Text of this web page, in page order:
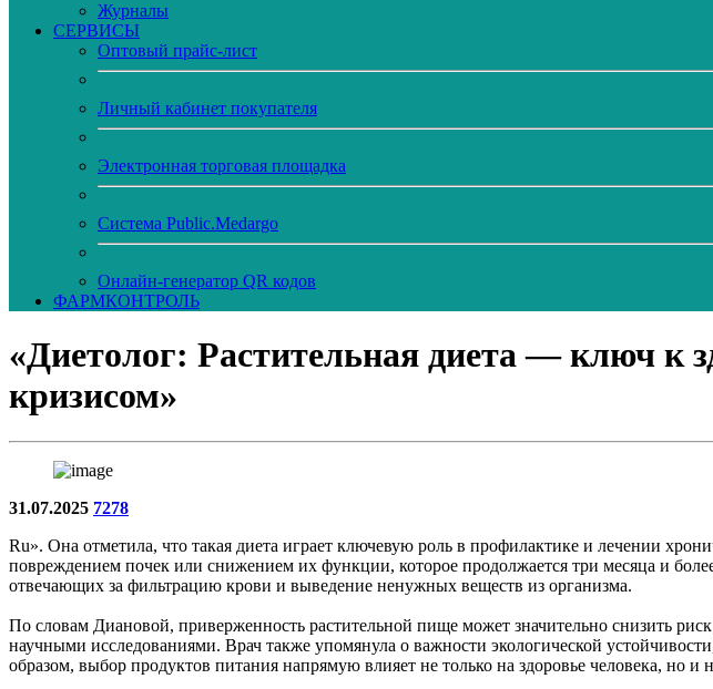
Журналы
CЕРВИСЫ
Оптовый прайс-лист
Личный кабинет покупателя
Электронная торговая площадка
Система Public.Medargo
Онлайн-генератор QR кодов
ФАРМКОНТРОЛЬ
«Диетолог: Растительная диета — ключ к
кризисом»
31.07.2025 7278
Ru». Она отметила, что такая диета играет ключевую роль в профилактике и лечении
повреждением почек или снижением их функции, которое продолжается три месяца и
отвечающих за фильтрацию крови и выведение ненужных веществ из организма.
По словам Диановой, приверженность растительной пище может значительно снизить
научными исследованиями. Врач также упомянула о важности экологической
образом, выбор продуктов питания напрямую влияет не только на здоровье человека, но